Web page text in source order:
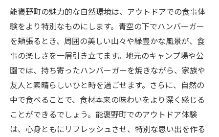
能褒野町の魅力的な自然環境は、アウトドアでの食事体
験をより特別なものにします。青空の下でハンバーガー
を頬張るとき、周囲の美しい山々や緑豊かな風景が、食
事の楽しさを一層引き立てます。地元のキャンプ場や公
園では、持ち寄ったハンバーガーを焼きながら、家族や
友人と素晴らしいひと時を過ごせます。さらに、自然の
中で食べることで、食材本来の味わいをより深く感じる
ことができるでしょう。能褒野町でのアウトドア体験
は、心身ともにリフレッシュさせ、特別な思い出を作る